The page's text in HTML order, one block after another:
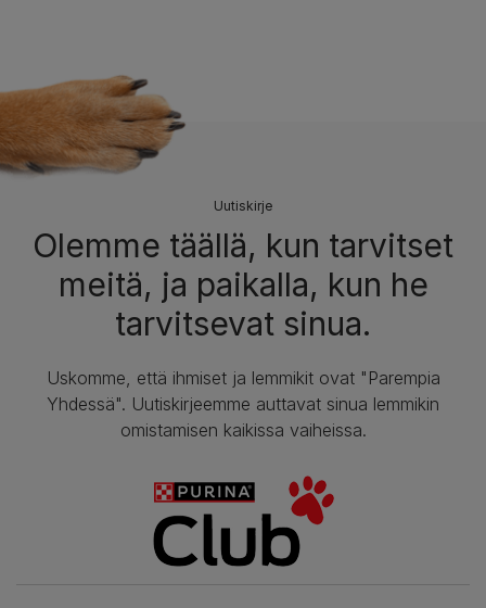
Uutiskirje
Olemme täällä, kun tarvitset
meitä, ja paikalla, kun he
tarvitsevat sinua.
Uskomme, että ihmiset ja lemmikit ovat "Parempia
Yhdessä". Uutiskirjeemme auttavat sinua lemmikin
omistamisen kaikissa vaiheissa.